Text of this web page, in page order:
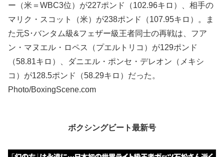
ー（米＝WBC3位）が227ポンド（102.96キロ）、相手の
マリク・スコット（米）が238ポンド（107.95キロ）。ま
た元S･バンタム級&フェザー級王者同士の再戦は、フア
ン・マヌエル・ロペス（プエルトリコ）が129ポンド
（58.81キロ）、ダニエル・ポンセ・デレオン（メキシ
コ）が128.5ポンド（58.29キロ）だった。
Photo/BoxingScene.com
ボクシングビート最新号